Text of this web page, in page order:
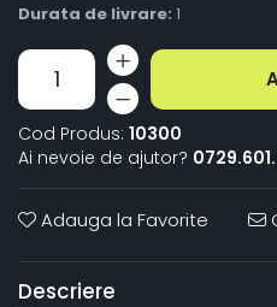
Durata de livrare: 1
Cod Produs: 10300
Ai nevoie de ajutor?
Adauga la Favorite
Descriere